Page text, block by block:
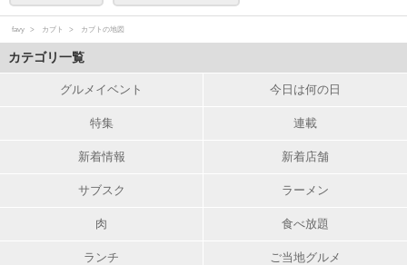
favy カブト カブトの地図
カテゴリ一覧
グルメイベント 今日は何の日
特集 連載
新着情報 新着店舗
サブスク ラーメン
肉 食べ放題
ランチ ご当地グルメ